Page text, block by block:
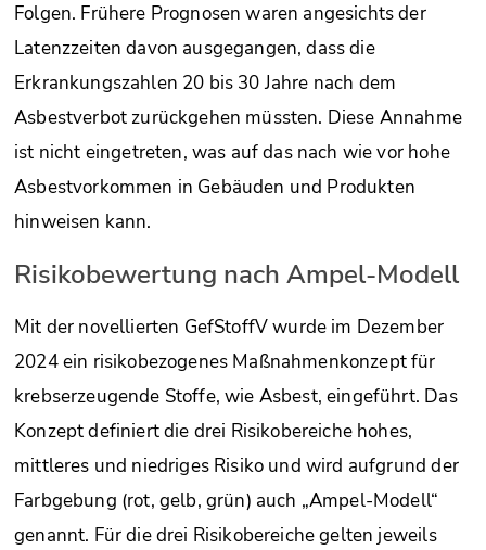
Folgen. Frühere Prognosen waren angesichts der
Latenzzeiten davon ausgegangen, dass die
Erkrankungszahlen 20 bis 30 Jahre nach dem
Asbestverbot zurückgehen müssten. Diese Annahme
ist nicht eingetreten, was auf das nach wie vor hohe
Asbestvorkommen in Gebäuden und Produkten
hinweisen kann.
Risikobewertung nach Ampel-Modell
Mit der novellierten GefStoffV wurde im Dezember
2024 ein risikobezogenes Maßnahmenkonzept für
krebserzeugende Stoffe, wie Asbest, eingeführt. Das
Konzept definiert die drei Risikobereiche hohes,
mittleres und niedriges Risiko und wird aufgrund der
Farbgebung (rot, gelb, grün) auch „Ampel-Modell“
genannt. Für die drei Risikobereiche gelten jeweils